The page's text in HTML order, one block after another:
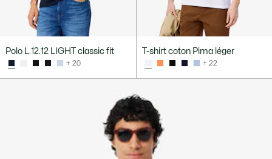
Polo L.12.12 LIGHT classic fit
+ 20
T-shirt coton Pima léger
+ 22